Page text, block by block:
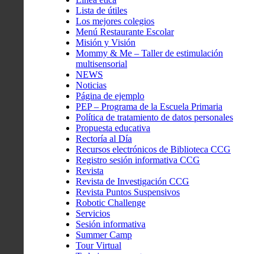
Lista de útiles
Los mejores colegios
Menú Restaurante Escolar
Misión y Visión
Mommy & Me – Taller de estimulación
multisensorial
NEWS
Noticias
Página de ejemplo
PEP – Programa de la Escuela Primaria
Política de tratamiento de datos personales
Propuesta educativa
Rectoría al Día
Recursos electrónicos de Biblioteca CCG
Registro sesión informativa CCG
Revista
Revista de Investigación CCG
Revista Puntos Suspensivos
Robotic Challenge
Servicios
Sesión informativa
Summer Camp
Tour Virtual